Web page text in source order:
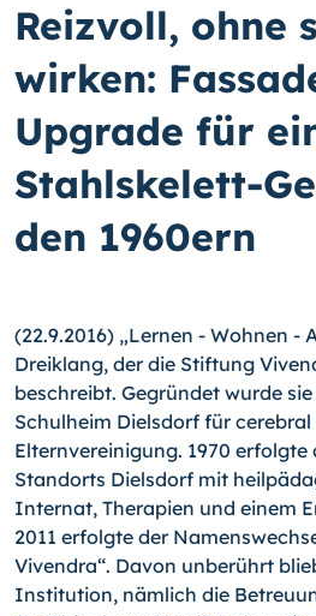
Reizvoll, ohne
wirken:
Upgrade für
Stahlskelett-
den 1960ern
(22.9.2016) „Lernen - Wohnen -
Dreiklang, der die Stiftung
beschreibt. Gegründet wurde
Schulheim Diels­dorf für
Elternvereinigung. 1970
Standorts Dielsdorf mit
Internat, Therapien und einem
2011 erfolgte der
Vivendra“. Davon unberührt
Institution, nämlich die